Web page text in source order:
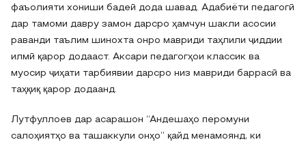
фаъолияти хониши бадеӣ дода шавад. Адабиёти педагогӣ
дар тамоми давру замон дарсро ҳамчун шакли асосии
раванди таълим шинохта онро мавриди таҳлили ҷиддии
илмӣ қарор додааст. Аксари педагогҳои классик ва
муосир ҷиҳати тарбиявии дарсро низ мавриди баррасӣ ва
таҳқиқ қарор додаанд.
Лутфуллоев дар асарашон “Андешаҳо перомуни
салоҳиятҳо ва ташаккули онҳо” қайд менамоянд, ки